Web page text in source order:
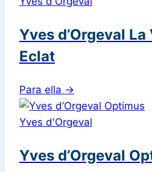
Yves d’Orgeval
Eclat
Para ella →
Yves d'Orgeval
Yves d’Orgeval